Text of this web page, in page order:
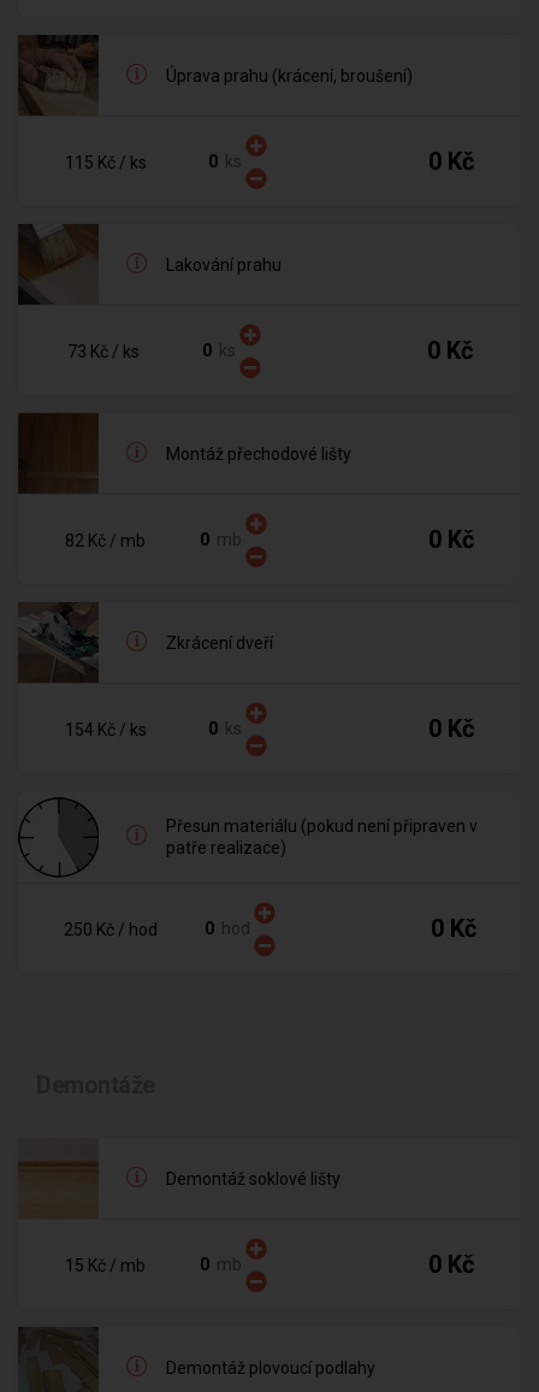
Úprava prahu (krácení, broušení)
115 Kč / ks ks 0 Kč
Lakování prahu
73 Kč/ ks ks 0 Kč
Montáž přechodové lišty
82 Kč / mb mb 0 Kč
Zkrácení dveří
154 Kč / ks ks 0 Kč
Přesun materiálu (pokud není připraven v
patře realizace)
250 Kč/ hod hod 0 Kč
Demontáž soklové lišty
15 Kč / mb mb 0 Kč
Demontáž plovoucí podlahy